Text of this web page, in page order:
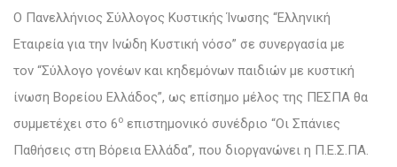
O Πανελλήνιος Σύλλογος Κυστικής Ίνωσης “Ελληνική
Εταιρεία για την Ινώδη Κυστική νόσο” σε συνεργασία με
τον “Σύλλογο γονέων και κηδεμόνων παιδιών με κυστική
ίνωση Βορείου Ελλάδος”, ως επίσημο μέλος της ΠΕΣΠΑ θα
συμμετέχει στο 6ο επιστημονικό συνέδριο “Οι Σπάνιες
Παθήσεις στη Βόρεια Ελλάδα”, που διοργανώνει η Π.Ε.Σ.ΠΑ.